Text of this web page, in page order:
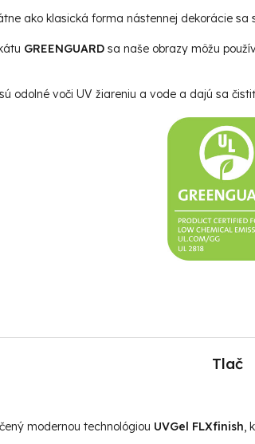
ako klasická forma nástennej dekorácie sa
GREENGUARD sa naše obrazy môžu
odolné voči UV žiareniu a vode a dajú sa
Tlač
modernou technológiou UVGel FLXfinish,